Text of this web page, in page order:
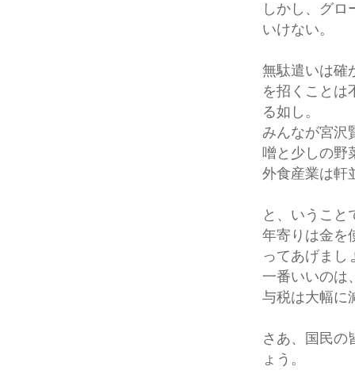
しかし、グロ
いけない。
無駄遣いは確
を招くことは
る如し。
みんなが宮沢
噌と少しの野
外食産業は軒
と、いうこと
年寄りは金を
ってあげまし
一番いいのは
与税は大幅に
さあ、国民の
ょう。